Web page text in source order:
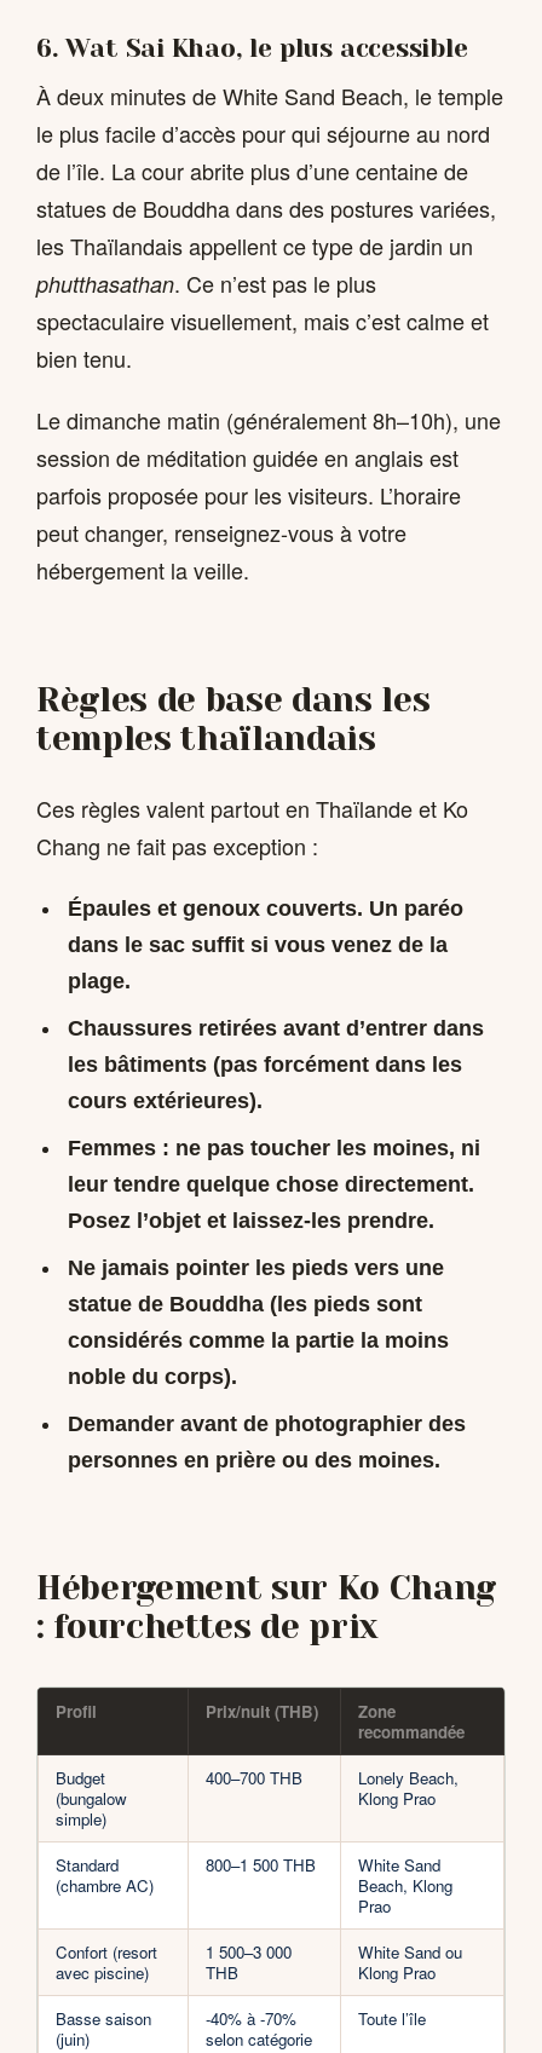
6. Wat Sai Khao, le plus accessible
À deux minutes de White Sand Beach, le temple
le plus facile d’accès pour qui séjourne au nord
de l’île. La cour abrite plus d’une centaine de
statues de Bouddha dans des postures variées,
les Thaïlandais appellent ce type de jardin un
phutthasathan. Ce n’est pas le plus
spectaculaire visuellement, mais c’est calme et
bien tenu.
Le dimanche matin (généralement 8h–10h), une
session de méditation guidée en anglais est
parfois proposée pour les visiteurs. L’horaire
peut changer, renseignez-vous à votre
hébergement la veille.
Règles de base dans les
temples thaïlandais
Ces règles valent partout en Thaïlande et Ko
Chang ne fait pas exception :
Épaules et genoux couverts. Un paréo
dans le sac suffit si vous venez de la
plage.
Chaussures retirées avant d’entrer dans
les bâtiments (pas forcément dans les
cours extérieures).
Femmes : ne pas toucher les moines, ni
leur tendre quelque chose directement.
Posez l’objet et laissez-les prendre.
Ne jamais pointer les pieds vers une
statue de Bouddha (les pieds sont
considérés comme la partie la moins
noble du corps).
Demander avant de photographier des
personnes en prière ou des moines.
Hébergement sur Ko Chang
: fourchettes de prix
Profil Prix/nuit (THB)
Zone
recommandée
Budget
(bungalow
simple)
400–700 THB
Lonely Beach,
Klong Prao
Standard
(chambre AC)
800–1 500 THB
White Sand
Beach, Klong
Prao
Confort (resort
avec piscine)
1 500–3 000
THB
White Sand ou
Klong Prao
Basse saison
(juin)
-40% à -70%
selon catégorie
Toute l’île